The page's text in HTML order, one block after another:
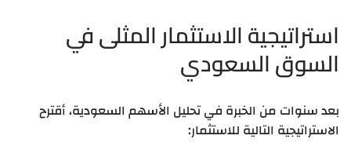
استراتيجية الاستثمار المثلى في
السوق السعودي
بعد سنوات من الخبرة في تحليل الأسهم السعودية، أقترح
الاستراتيجية التالية للاستثمار: